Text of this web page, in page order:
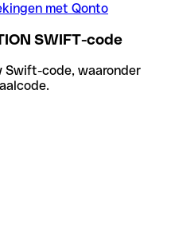
met Qonto
SWIFT-code
Swift-code, waaronder